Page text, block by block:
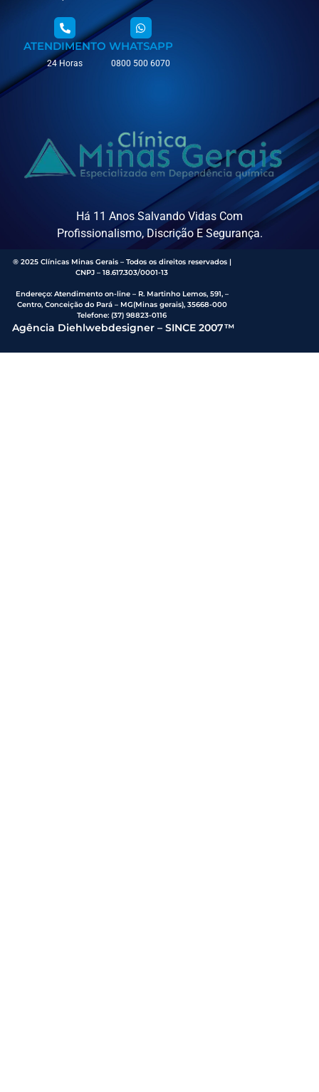
ATENDIMENTO
24 Horas
WHATSAPP
0800 500 6070
Há 11 Anos Salvando Vidas Com
Profissionalismo, Discrição E Segurança.
® 2025 Clínicas Minas Gerais – Todos os direitos reservados |
CNPJ – 18.617.303/0001-13
Endereço: Atendimento on-line – R. Martinho Lemos, 591, –
Centro, Conceição do Pará – MG(Minas gerais), 35668-000
Telefone:(37) 98823-0116
Agência Diehlwebdesigner – SINCE 2007™